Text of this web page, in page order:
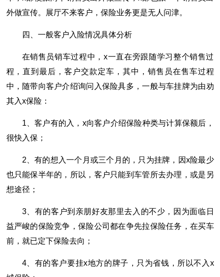
外做宣传。展厅不来客户，保险业务更是无人问津。
四、一般客户入险情况具体分析
在销售员销车过程中，x一直在旁跟随学习整个销售过
程，直到最后，客户交款定车，其中，销售员在售车过程
中，随带向客户介绍询问入保险具多，一般与车挂牌为由劝
其入x保险：
1、客户有的入，x向客户介绍保险种类与计算保额后，
很快入保；
2、有的想入一个月或三个月的，只为挂牌，因x险最少
也只能保半年的，所以，客户只能到车管所去办理，或是另
想途径；
3、有的客户到亲朋好友那里去入的不少，因为面临日
益严峻的保险竞争，保险公司都在争先拉保险任务，在买车
前，就已定下保险去向；
4、有的客户要挂x地方的牌子，只为省钱，所以不入x